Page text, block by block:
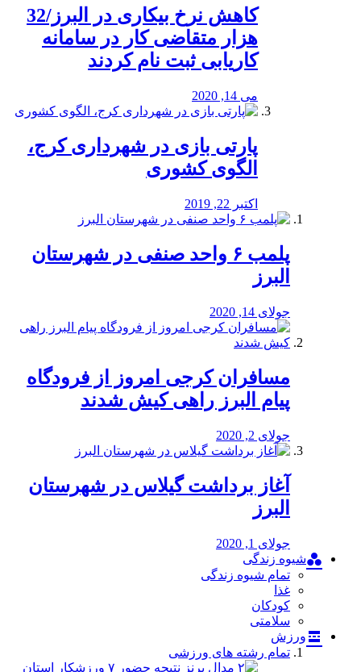
کاهش نرخ بیکاری در البرز/32
هزار متقاضی کار در سامانه
کاریابی ثبت نام کردند
می 14, 2020
پارتی بازی در شهرداری کرج،
الگوی کشوری
اکتبر 22, 2019
پلمب ۶ واحد صنفی در شهرستان
البرز
جولای 14, 2020
مسافران کرجی امروز از فرودگاه
پیام البرز راهی کیش شدند
جولای 2, 2020
آغاز برداشت گیلاس در شهرستان
البرز
جولای 1, 2020
شیوه زندگی
تمام شیوه زندگی
غذا
کودکان
سلامتی
ورزش
تمام رشته های ورزشی